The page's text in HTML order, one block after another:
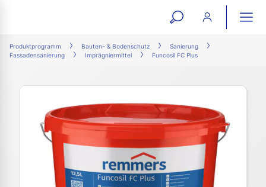
open
search
Produktprogramm Bauten- & Bodenschutz
Sanierung
Fassadensanierung
Imprägniermittel Funcosil FC Plus